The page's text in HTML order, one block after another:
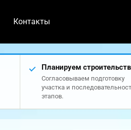
Контакты
Планируем
Согласовываем подготовку
участка и
этапов.